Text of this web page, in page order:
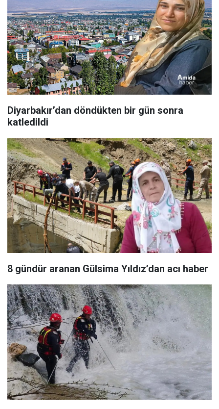
Diyarbakır’dan döndükten bir gün sonra
katledildi
8 gündür aranan Gülsima Yıldız’dan acı haber